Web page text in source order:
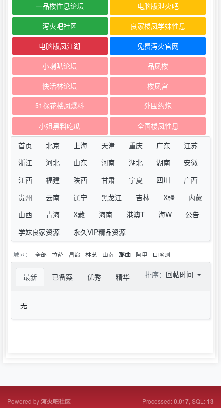
一品楼性息论坛 电脑版泄火吧
泻火吧社区 良家楼凤学妹性息
电脑版凤江湖 免费泻火官网
小喇叭论坛 品凤楼
快活林论坛 楼凤宫
51探花楼凤爆料 外围约炮
小姐黑料吃瓜
全国楼凤性息
首页
北京 上海 天津 重庆 广东
江苏
浙江
河北 山东 河南 湖北 湖南
安徽
江西
福建 陕西 甘肃 宁夏 四川
广西
贵州
云南 辽宁 黑龙江 吉林 X疆
内蒙
山西
青海 X藏 海南 港澳T 海W
公告
学妹良家资源
永久VIP精品资源
城区： 全部 拉萨 昌都 林芝 山南 那曲 阿里 日喀则
最新 已备案 优秀 精华 排序： 回帖时间
无
Powered by泻火吧社区 Processed:0.017, SQL: 13